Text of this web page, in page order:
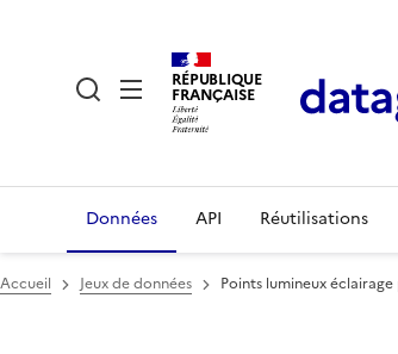
RÉPUBLIQUE
FRANÇAISE
Données API Réutilisations
Accueil Jeux de données Points lumineux